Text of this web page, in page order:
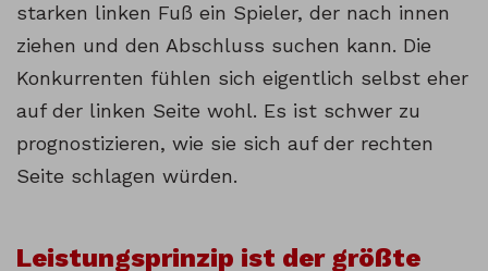
starken linken Fuß ein Spieler, der nach innen
ziehen und den Abschluss suchen kann. Die
Konkurrenten fühlen sich eigentlich selbst eher
auf der linken Seite wohl. Es ist schwer zu
prognostizieren, wie sie sich auf der rechten
Seite schlagen würden.
Leistungsprinzip ist der größte